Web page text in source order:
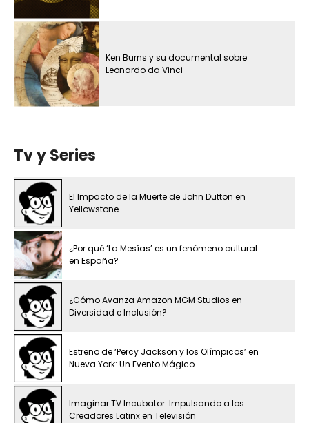
Ken Burns y su documental sobre
Leonardo da Vinci
Tv y Series
El Impacto de la Muerte de John Dutton en
Yellowstone
¿Por qué ‘La Mesías’ es un fenómeno cultural
en España?
¿Cómo Avanza Amazon MGM Studios en
Diversidad e Inclusión?
Estreno de ‘Percy Jackson y los Olímpicos’ en
Nueva York: Un Evento Mágico
Imaginar TV Incubator: Impulsando a los
Creadores Latinx en Televisión